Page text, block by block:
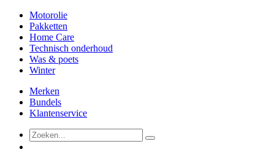
Motorolie
Pakketten
Home Care
Technisch onderhoud
Was & poets
Winter
Merken
Bundels
Klantenservice